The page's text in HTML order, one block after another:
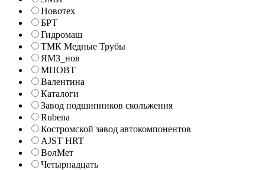
Новотех
БРТ
Гидромаш
ТМК Медные Трубы
ЯМЗ_нов
МПОВТ
Валентина
Каталоги
Завод подшипников скольжения
Rubena
Костромской завод автокомпонентов
AJST HRT
ВолМет
Четырнадцать